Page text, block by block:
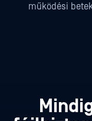
működési